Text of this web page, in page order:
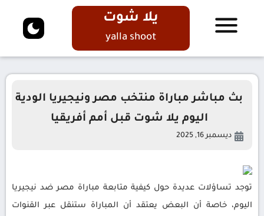
يلا شوت
yalla shoot
بث مباشر مباراة منتخب مصر ونيجيريا الودية
اليوم يلا شوت قبل أمم أفريقيا
ديسمبر 16, 2025
توجد تساؤلات عديدة حول كيفية متابعة مباراة مصر ضد نيجيريا
اليوم، خاصة أن البعض يعتقد أن المباراة ستنقل عبر القنوات